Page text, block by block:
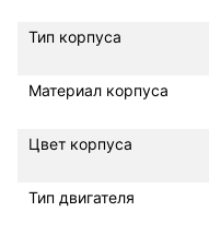
Тип корпуса
Материал корпуса
Цвет корпуса
Тип двигателя